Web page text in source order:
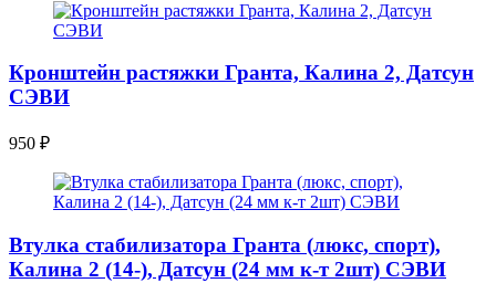
Кронштейн растяжки Гранта, Калина 2, Датсун
СЭВИ
950 ₽
Втулка стабилизатора Гранта (люкс, спорт),
Калина 2 (14-), Датсун (24 мм к-т 2шт) СЭВИ